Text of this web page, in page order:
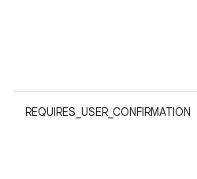
REQUIRES_USER_CONFIRMATION